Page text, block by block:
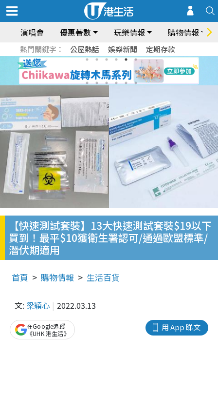
演唱會 優惠著數 玩樂情報 購物情報
熱門關鍵字： 公屋熱話 娛樂新聞 定期存款
【快速測試套裝】13大快速測試套裝$19以下
買到！最平$10獲衛生署認可/通過歐盟標準/
潛伏期適用
首頁 購物情報 生活百貨
文: 梁穎心 2022.03.13
用 App 睇文
在Google追蹤
《UHK 港生活》